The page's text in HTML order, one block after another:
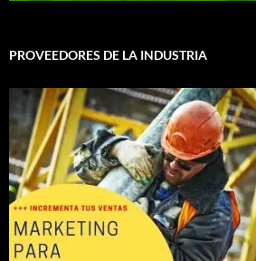
PROVEEDORES DE LA INDUSTRIA